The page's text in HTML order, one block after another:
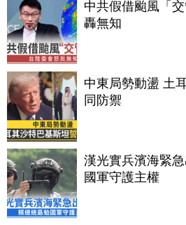
中共假借颱風「
轟無知
中東局勢動盪 土
同防禦
漢光實兵濱海緊
國軍守護主權